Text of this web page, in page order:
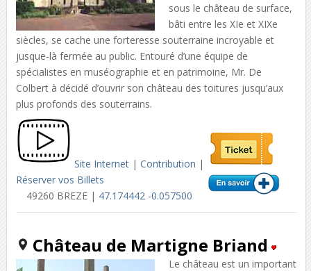
sous le château de surface,
bâti entre les XIe et XIXe
siècles, se cache une forteresse souterraine incroyable et
jusque-là fermée au public. Entouré d’une équipe de
spécialistes en muséographie et en patrimoine, Mr. De
Colbert à décidé d’ouvrir son château des toitures jusqu’aux
plus profonds des souterrains.
Site Internet| Contribution |
Réserver vos Billets
49260 BREZE | 47.174442 -0.057500
Château de Martigne Briand
Le château est un important